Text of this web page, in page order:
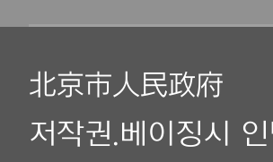
北京市人民政府
저작권.베이징시